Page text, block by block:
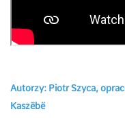
Autorzy: Piotr Szyca,
Kaszëbë